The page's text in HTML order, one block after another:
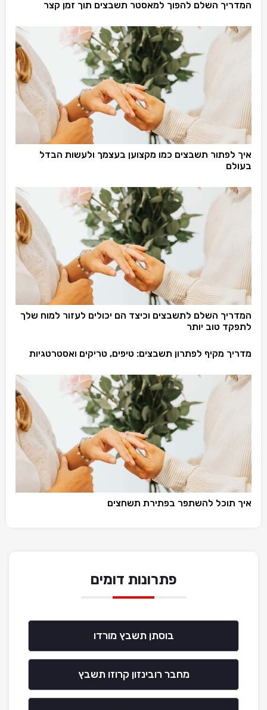
המדריך השלם להפוך למאסטר תשבצים תוך זמן קצר
איך לפתור תשבצים כמו מקצוען בעצמך ולעשות הבדל
בעולם
המדריך השלם לתשבצים וכיצד הם יכולים לעזור למוח שלך
לתפקד טוב יותר
מדריך מקיף לפתרון תשבצים: טיפים, טריקים ואסטרטגיות
איך תוכל להשתפר בפתירת תשחצים
פתרונות דומים
בוסתן תשבץ מורדו
מחבר רובינזון קרוזו תשבץ